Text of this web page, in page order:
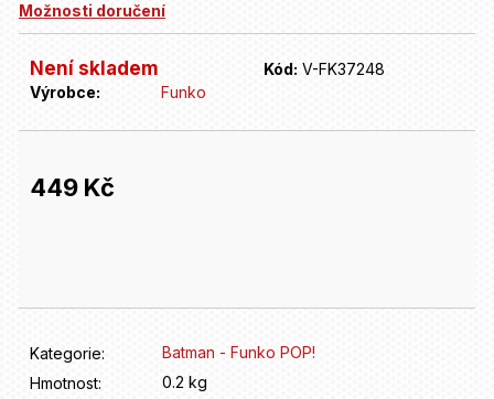
Možnosti doručení
Není skladem Kód: V-FK37248
Výrobce:
Funko
449 Kč
Kategorie:
Batman - Funko POP!
Hmotnost:
0.2 kg
t
?
D
u
č
u